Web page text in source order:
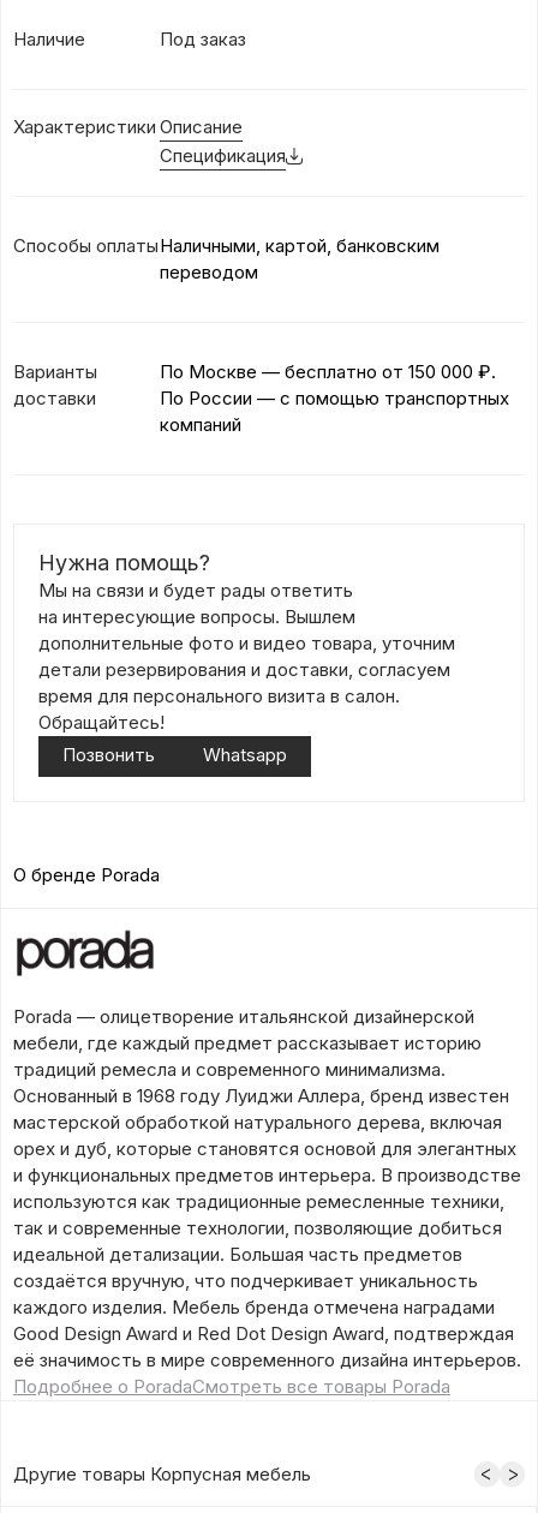
Наличие Под заказ
Характеристики Описание
Спецификация
Способы оплатыНаличными, картой, банковским
переводом
Варианты
доставки
По Москве — бесплатно от 150 000 ₽.
По России — с помощью транспортных
компаний
Нужна помощь?
Мы на связи и будет рады ответить
на интересующие вопросы. Вышлем
дополнительные фото и видео товара, уточним
детали резервирования и доставки, согласуем
время для персонального визита в салон.
Обращайтесь!
Позвонить
Whatsapp
О бренде Porada
Porada — олицетворение итальянской дизайнерской
мебели, где каждый предмет рассказывает историю
традиций ремесла и современного минимализма.
Основанный в 1968 году Луиджи Аллера, бренд известен
мастерской обработкой натурального дерева, включая
орех и дуб, которые становятся основой для элегантных
и функциональных предметов интерьера. В производстве
используются как традиционные ремесленные техники,
так и современные технологии, позволяющие добиться
идеальной детализации. Большая часть предметов
создаётся вручную, что подчеркивает уникальность
каждого изделия. Мебель бренда отмечена наградами
Good Design Award и Red Dot Design Award, подтверждая
её значимость в мире современного дизайна интерьеров.
Подробнее о PoradaСмотреть все товары Porada
Другие товары Корпусная мебель